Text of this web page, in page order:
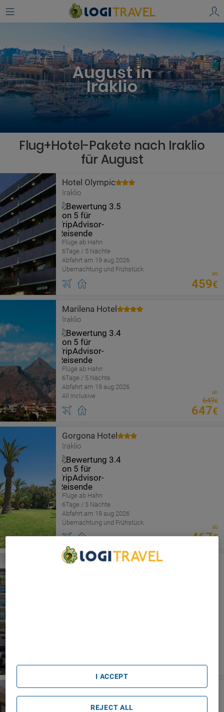
August in
Iraklio
Flug+Hotel-Pakete nach Iraklio
für August
Hotel Olympic
Iraklio
Flüge ab Hahn
6Tage / 5 Nächte
Abfahrt am 19 aug 2026
Übernachtung und Frühstück
ab
459€
Marilena Hotel
Iraklio
Flüge ab Hahn
6Tage / 5 Nächte
Abfahrt am 19 aug 2026
All Inclusive
ab
649€
647€
Gorgona Hotel
Iraklio
Flüge ab Hahn
6Tage / 5 Nächte
Abfahrt am 19 aug 2026
Übernachtung und Frühstück
ab
467€
Metaxa Hotel
714
Enea City Suites
Iraklio
REJECT ALL
I ACCEPT